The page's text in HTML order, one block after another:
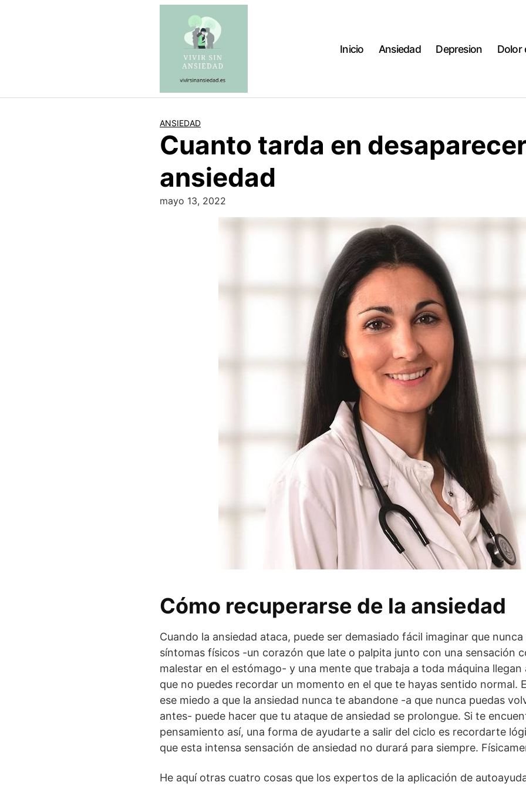
Inicio Ansiedad Depresion Dolor
ANSIEDAD
Cuanto tarda en
ansiedad
mayo 13, 2022
Cómo recuperarse de la ansiedad
Cuando la ansiedad ataca, puede ser demasiado fácil imaginar que
síntomas físicos -un corazón que late o palpita junto con una sensación
malestar en el estómago- y una mente que trabaja a toda máquina
que no puedes recordar un momento en el que te hayas sentido normal.
ese miedo a que la ansiedad nunca te abandone -a que nunca puedas
antes- puede hacer que tu ataque de ansiedad se prolongue. Si te
pensamiento así, una forma de ayudarte a salir del ciclo es recordarte
que esta intensa sensación de ansiedad no durará para siempre.
He aquí otras cuatro cosas que los expertos de la aplicación de